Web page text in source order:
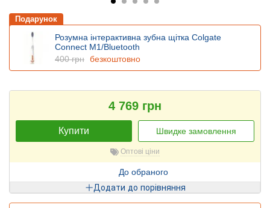
Подарунок
Розумна інтерактивна зубна щітка Colgate
Connect M1/Bluetooth
400 грн безкоштовно
4 769 грн
Купити Швидке замовлення
Оптові ціни
До обраного
Додати до порівняння